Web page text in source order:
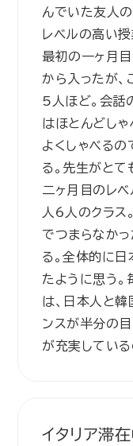
んでいた友人
レベルの高い
最初の一ヶ月
から入ったが、
5人ほど。会話
はほとんどし
よくしゃべるの
る。先生がとて
二ヶ月目のレ
人6人のクラス
でつまらなかっ
る。全体的に
たように思う
は、日本人と韓
ンスが半分の
が充実している
イタリア滞